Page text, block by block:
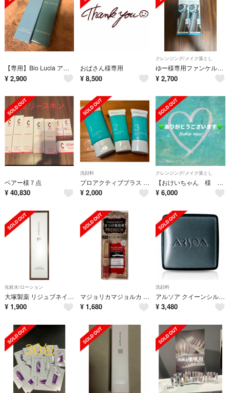
【専用】Bio Lucia アイラッシュセラム 6ml&アイラッシュコーティングセラム9ml セット
¥ 2,900
おばさん様専用
¥ 8,500
クレンジング/メイク落とし
ゆー様専用ファンケルブラッククレンジングオイル
¥ 2,700
ベアー様７点
¥ 40,830
洗顔料
プロアクティブプラス 3点セット 3ステップ
¥ 2,000
クレンジング/メイク落とし
【おけいちゃん 様 専用ページ】
¥ 6,000
化粧水/ローション
大塚製薬 リジュブネイト インナーシグナル ローション 150mL
¥ 1,900
マジョリカマジョルカ ラッシュジェリードロップ ロング プレミアム 目元 まつ毛美容液
¥ 1,680
洗顔料
アルソア クイーンシルバー 135g
¥ 3,480